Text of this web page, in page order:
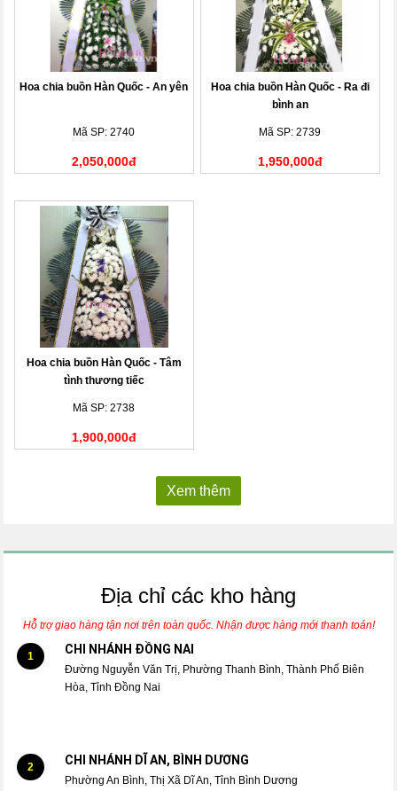
Hoa chia buồn Hàn Quốc - An yên
Mã SP: 2740
2,050,000đ
Hoa chia buồn Hàn Quốc - Ra đi
bình an
Mã SP: 2739
1,950,000đ
Hoa chia buồn Hàn Quốc - Tâm
tình thương tiếc
Mã SP: 2738
1,900,000đ
Xem thêm
Địa chỉ các kho hàng
Hỗ trợ giao hàng tận nơi trên toàn quốc. Nhận được hàng mới thanh toán!
1 CHI NHÁNH ĐỒNG NAI
Đường Nguyễn Văn Trị, Phường Thanh Bình, Thành Phố Biên
Hòa, Tỉnh Đồng Nai
2 CHI NHÁNH DĨ AN, BÌNH DƯƠNG
Phường An Bình, Thị Xã Dĩ An, Tỉnh Bình Dương